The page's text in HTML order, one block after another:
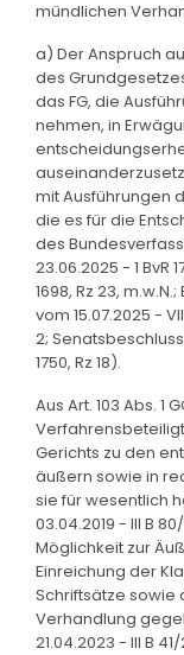
mündlichen
a) Der Anspruch
des
das FG, die
nehmen, in
mit Ausführungen
die es für die
des
23.06.2025 - 1 BvR
1698, Rz 23,
vom 15.07.2025 -
2; Senatsbeschluss
1750, Rz 18).
Aus Art. 103 Abs. 1
Gerichts zu den
äußern sowie in
sie für wesentlich
03.04.2019 - III B 80/
Möglichkeit zur
Einreichung der
Schriftsätze sowie
Verhandlung
21.04.2023 - III B